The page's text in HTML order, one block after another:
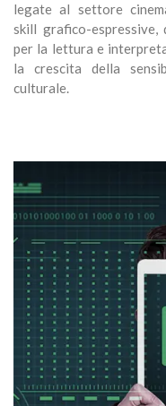
legate al settore
skill grafico-
per la lettura e
la crescita della
culturale.